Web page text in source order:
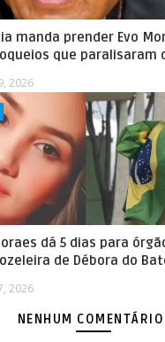
manda prender Evo
que paralisaram
2026
dá 5 dias para
de Débora do
2026
NENHUM